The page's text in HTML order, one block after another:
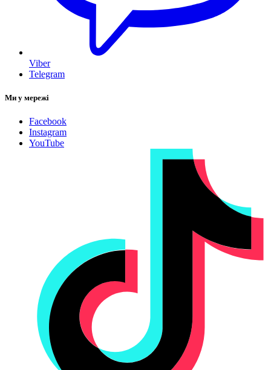
Viber
Telegram
Ми у мережі
Facebook
Instagram
YouTube